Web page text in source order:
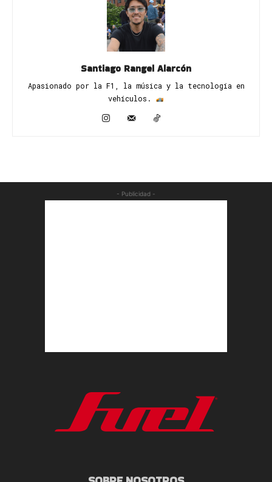
Santiago Rangel Alarcón
Apasionado por la F1, la música y la tecnología en
vehículos. ​
- Publicidad -